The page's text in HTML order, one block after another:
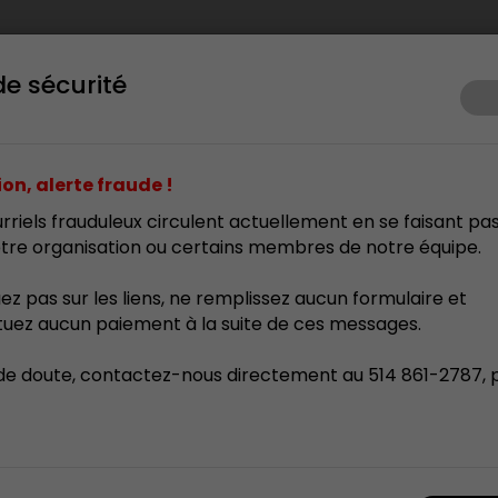
sécurité
alerte fraude !
frauduleux circulent actuellement en se faisant
organisation ou certains membres de notre équipe.
pas sur les liens, ne remplissez aucun formulaire et
aucun paiement à la suite de ces messages.
doute, contactez-nous directement au 514 861-2787,
Prix d’excellence